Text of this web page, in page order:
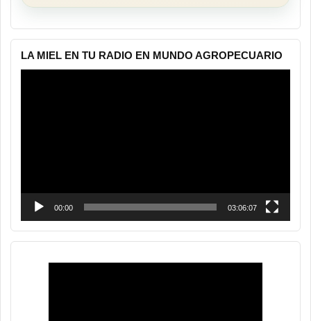
LA MIEL EN TU RADIO EN MUNDO AGROPECUARIO
00:00 03:06:07